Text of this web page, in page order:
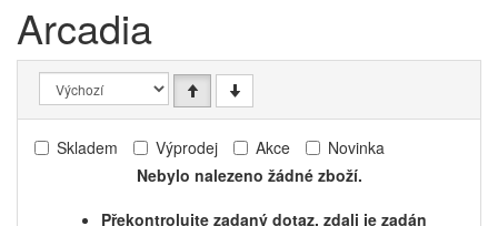
Arcadia
Skladem Výprodej Akce
Novinka
Nebylo nalezeno žádné zboží.
Překontrolujte zadaný dotaz, zdali je zadán